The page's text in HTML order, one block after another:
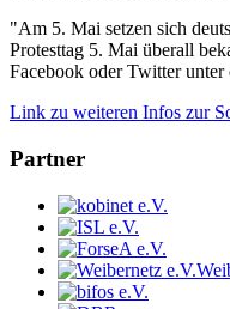
"Am 5. Mai setzen sich
Protesttag 5. Mai überall
Facebook oder Twitter
Link zu weiteren Infos zur
Partner